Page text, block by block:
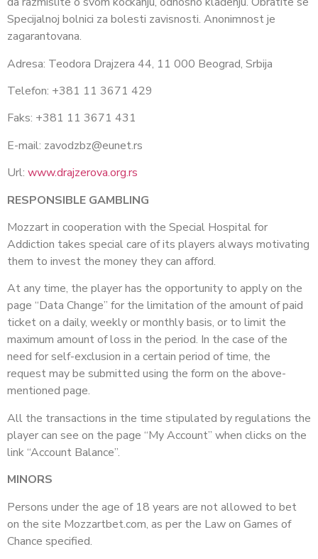
Specijalnoj bolnici za bolesti zavisnosti. Anonimnost je
zagarantovana.
Adresa: Teodora Drajzera 44, 11 000 Beograd, Srbija
Telefon: +381 11 3671 429
Faks: +381 11 3671 431
E-mail: zavodzbz@eunet.rs
Url: www.drajzerova.org.rs
RESPONSIBLE GAMBLING
Mozzart in cooperation with the Special Hospital for
Addiction takes special care of its players always motivating
them to invest the money they can afford.
At any time, the player has the opportunity to apply on the
page “Data Change” for the limitation of the amount of paid
ticket on a daily, weekly or monthly basis, or to limit the
maximum amount of loss in the period. In the case of the
need for self-exclusion in a certain period of time, the
request may be submitted using the form on the above-
mentioned page.
All the transactions in the time stipulated by regulations the
player can see on the page “My Account” when clicks on the
link “Account Balance”.
MINORS
Persons under the age of 18 years are not allowed to bet
on the site Mozzartbet.com, as per the Law on Games of
Chance specified.